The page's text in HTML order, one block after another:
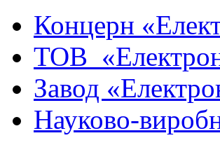
Концерн
ТОВ
Завод
Науково-